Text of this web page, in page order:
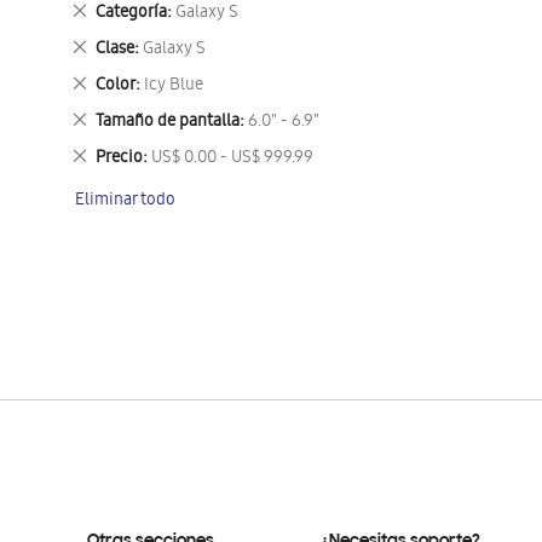
Categoría Galaxy S
Eliminar
este
artículo
Clase Galaxy S
Eliminar
este
artículo
Color Icy Blue
Eliminar
este
artículo
Tamaño de pantalla 6.0" - 6.9"
Eliminar
este
artículo
Precio US$ 0.00 - US$ 999.99
Eliminar
artículo
Eliminar todo